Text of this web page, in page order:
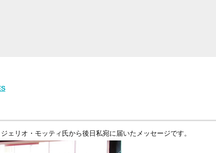
ェリオ・モッティ氏から後日私宛に届いたメッセージです。